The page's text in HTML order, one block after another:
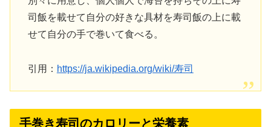
司飯を載せて自分の好きな具材を寿司飯の上に載
せて自分の手で巻いて食べる。
引用： https://ja.wikipedia.org/wiki/寿司
手巻き寿司のカロリーと栄養素